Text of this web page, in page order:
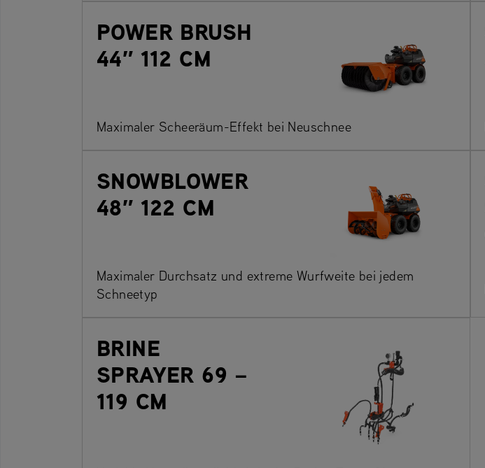
POWER BRUSH
44″ 112 CM
Maximaler Scheeräum-Effekt bei Neuschnee
SNOWBLOWER
48″ 122 CM
Maximaler Durchsatz und extreme Wurfweite bei jedem
Schneetyp
BRINE
SPRAYER 69 –
119 CM